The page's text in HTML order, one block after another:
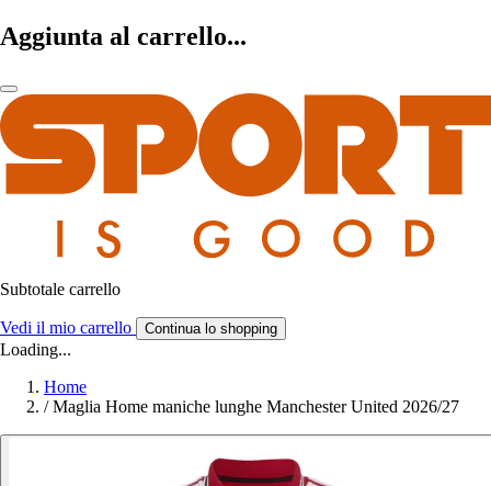
Aggiunta al carrello...
Subtotale carrello
Vedi il mio carrello Continua lo shopping
Loading...
Home
/ Maglia Home maniche lunghe Manchester United 2026/27